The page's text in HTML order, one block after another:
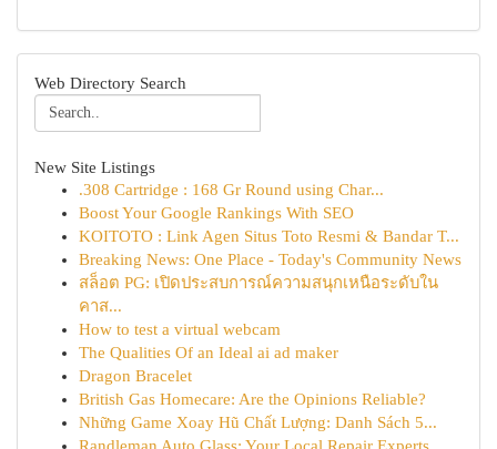
Web Directory Search
New Site Listings
.308 Cartridge : 168 Gr Round using Char...
Boost Your Google Rankings With SEO
KOITOTO : Link Agen Situs Toto Resmi & Bandar T...
Breaking News: One Place - Today's Community News
สล็อต PG: เปิดประสบการณ์ความสนุกเหนือระดับใน
คาส...
How to test a virtual webcam
The Qualities Of an Ideal ai ad maker
Dragon Bracelet
British Gas Homecare: Are the Opinions Reliable?
Những Game Xoay Hũ Chất Lượng: Danh Sách 5...